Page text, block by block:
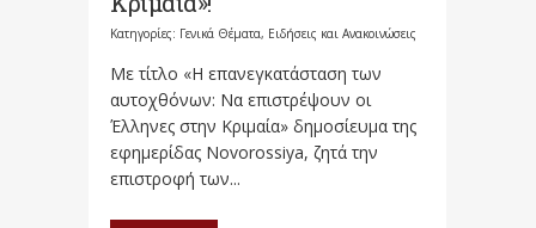
Κατηγορίες: Γενικά Θέματα, Ειδήσεις και Ανακοινώσεις
Με τίτλο «Η επανεγκατάσταση των
αυτοχθόνων: Να επιστρέψουν οι
Έλληνες στην Κριμαία» δημοσίευμα της
εφημερίδας Novorossiya, ζητά την
επιστροφή των...